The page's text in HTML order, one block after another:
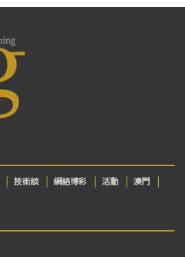
技術談 網絡博彩 活動
澳門